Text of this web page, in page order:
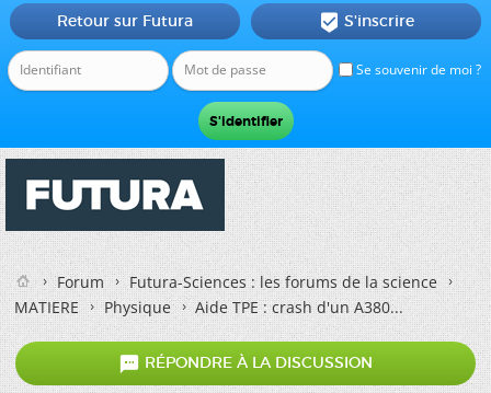
Se souvenir de moi ?
Retour sur Futura  S'inscrire
Forum
Futura-Sciences : les forums de la science
MATIERE
Physique Aide TPE : crash d'un A380...
 RÉPONDRE À LA DISCUSSION